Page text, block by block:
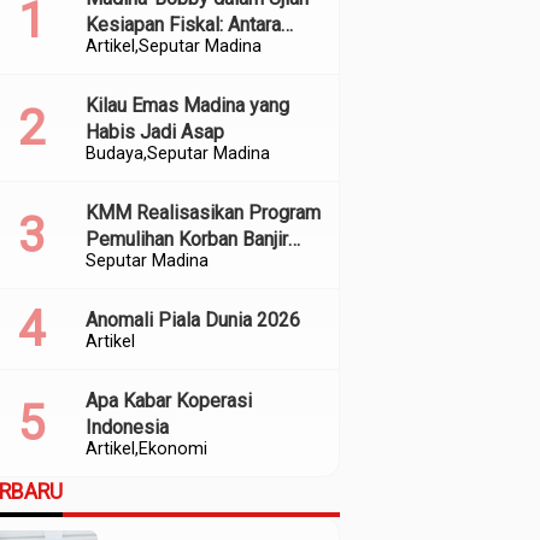
Artikel Seputar Madina
Kesiapan Fiskal: Antara
Kedekatan Politik dan
BudayaSeputar Madina
Kilau Emas Madina yang
Habis Jadi Asap
Seputar Madina
KMM Realisasikan Program
Pemulihan Korban Banjir
dan Longsor di Kabupaten
Artikel
Anomali Piala Dunia 2026
Artikel Ekonomi
Apa Kabar Koperasi
Indonesia